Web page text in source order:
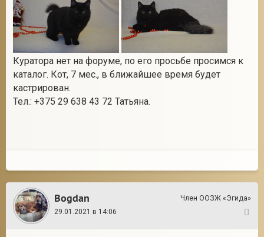
Куратора нет на форуме, по его просьбе просимся к
каталог. Кот, 7 мес., в ближайшее время будет
кастрирован.
Тел.: +375 29 638 43 72 Татьяна.
Bogdan
Член ООЗЖ «Эгида»
29.01.2021 в 14:06